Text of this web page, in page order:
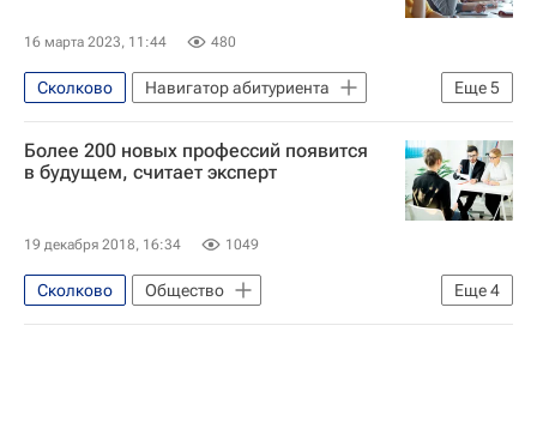
16 марта 2023, 11:44 480
Еще5
Сколково
Навигатор абитуриента
Общество
Владивосток
Россия
Ирина Яровая
Госдума РФ
Более 200 новых профессий появится
в будущем, считает эксперт
19 декабря 2018, 16:34 1049
Еще4
Сколково
Общество
СН_Образование
WorldSkills